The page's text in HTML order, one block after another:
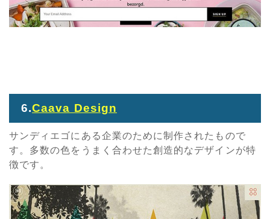
6.Caava Design
サンディエゴにある企業のために制作されたもので
す。多数の色をうまく合わせた創造的なデザインが特
徴です。